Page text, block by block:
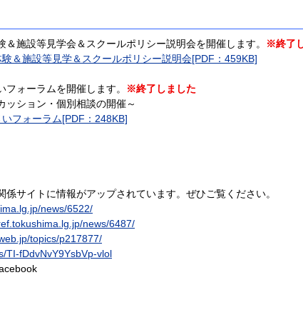
設等見学会＆スクールポリシー説明会を開催します。
※終了
＆施設等見学＆スクールポリシー説明会[PDF：459KB]
ォーラムを開催します。
※終了しました
ション・個別相談の開催～
フォーラム[PDF：248KB]
イトに情報がアップされています。ぜひご覧ください。
news/6522/
news/6487/
topics/p217877/
TI-fDdvNvY9YsbVp-vlol